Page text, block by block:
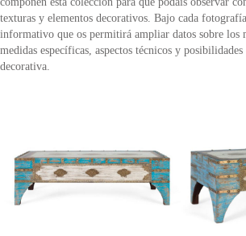
texturas y elementos decorativos. Bajo cada
informativo que os permitirá ampliar datos sobre los
medidas específicas, aspectos técnicos y
decorativa.